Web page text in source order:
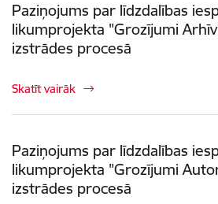
Paziņojums par līdzdalības
likumprojekta "Grozījumi
izstrādes procesā
Skatīt vairāk
Paziņojums par līdzdalības
likumprojekta "Grozījumi
izstrādes procesā